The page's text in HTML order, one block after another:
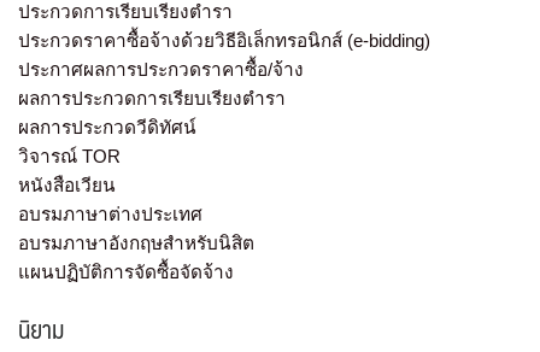
ประกวดการเรียบเรียงตำรา
ประกวดราคาซื้อจ้างด้วยวิธีอิเล็กทรอนิกส์ (e-bidding)
ประกาศผลการประกวดราคาซื้อ/จ้าง
ผลการประกวดการเรียบเรียงตำรา
ผลการประกวดวีดิทัศน์
วิจารณ์ TOR
หนังสือเวียน
อบรมภาษาต่างประเทศ
อบรมภาษาอังกฤษสำหรับนิสิต
แผนปฏิบัติการจัดซื้อจัดจ้าง
นิยาม